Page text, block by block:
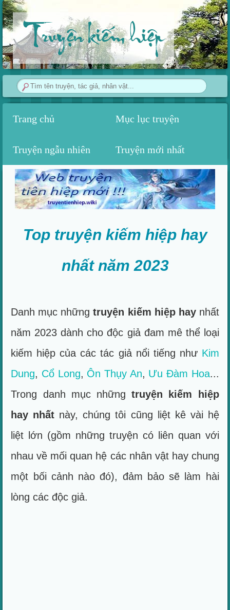
Truyện kiếm hiệp
Trang chủ Mục lục truyện
Truyện ngẫu nhiên Truyện mới nhất
Top truyện kiếm hiệp hay
nhất năm 2023
Danh mục nhữngtruyện kiếm hiệp haynhất
năm 2023 dành cho độc giả đam mê thể loại
kiếm hiệp của các tác giả nổi tiếng như Kim
Dung, Cổ Long, Ôn Thụy An, Ưu Đàm Hoa...
Trong danh mục nhữngtruyện kiếm hiệp
hay nhất này, chúng tôi cũng liệt kê vài hệ
liệt lớn (gồm những truyện có liên quan với
nhau về mối quan hệ các nhân vật hay chung
một bối cảnh nào đó), đảm bảo sẽ làm hài
lòng các độc giả.